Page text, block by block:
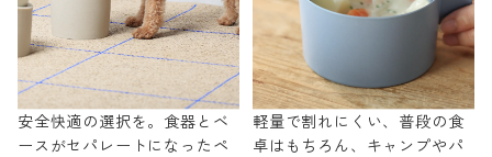
安全快適の選択を。食器とベ
ースがセパレートになったペ
軽量で割れにくい、普段の食
卓はもちろん、キャンプやパ